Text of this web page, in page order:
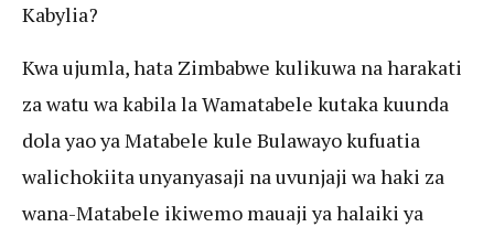
Kabylia?
Kwa ujumla, hata Zimbabwe kulikuwa na harakati
za watu wa kabila la Wamatabele kutaka kuunda
dola yao ya Matabele kule Bulawayo kufuatia
walichokiita unyanyasaji na uvunjaji wa haki za
wana-Matabele ikiwemo mauaji ya halaiki ya